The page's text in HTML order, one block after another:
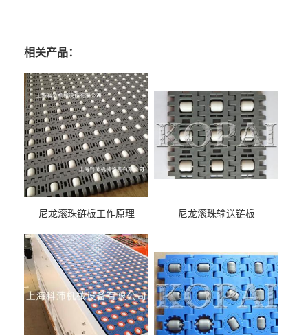
相关产品：
尼龙滚珠链板工作原理 尼龙滚珠输送链板